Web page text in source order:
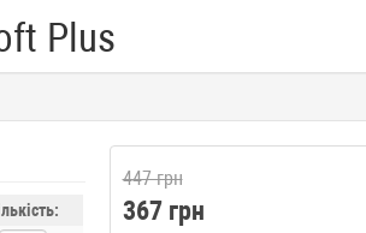
Plus
447 грн
367 грн